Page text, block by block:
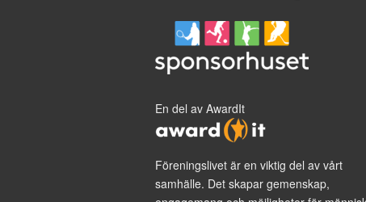
En del av AwardIt
Föreningslivet är en viktig del av vårt
samhälle. Det skapar gemenskap,